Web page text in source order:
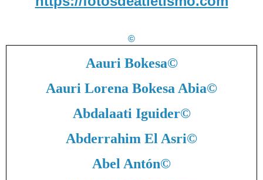
©
Aauri Bokesa©
Aauri Lorena Bokesa Abia©
Abdalaati Iguider©
Abderrahim El Asri©
Abel Antón©